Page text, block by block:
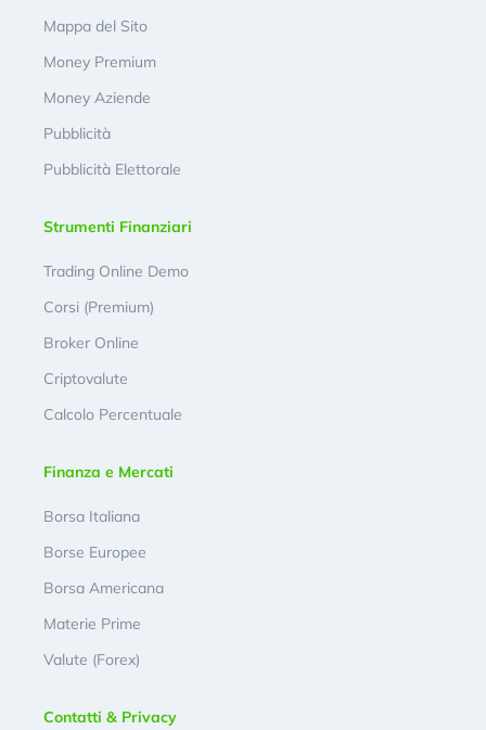
Mappa del Sito
Money Premium
Money Aziende
Pubblicità
Pubblicità Elettorale
Strumenti Finanziari
Trading Online Demo
Corsi (Premium)
Broker Online
Criptovalute
Calcolo Percentuale
Finanza e Mercati
Borsa Italiana
Borse Europee
Borsa Americana
Materie Prime
Valute (Forex)
Contatti & Privacy